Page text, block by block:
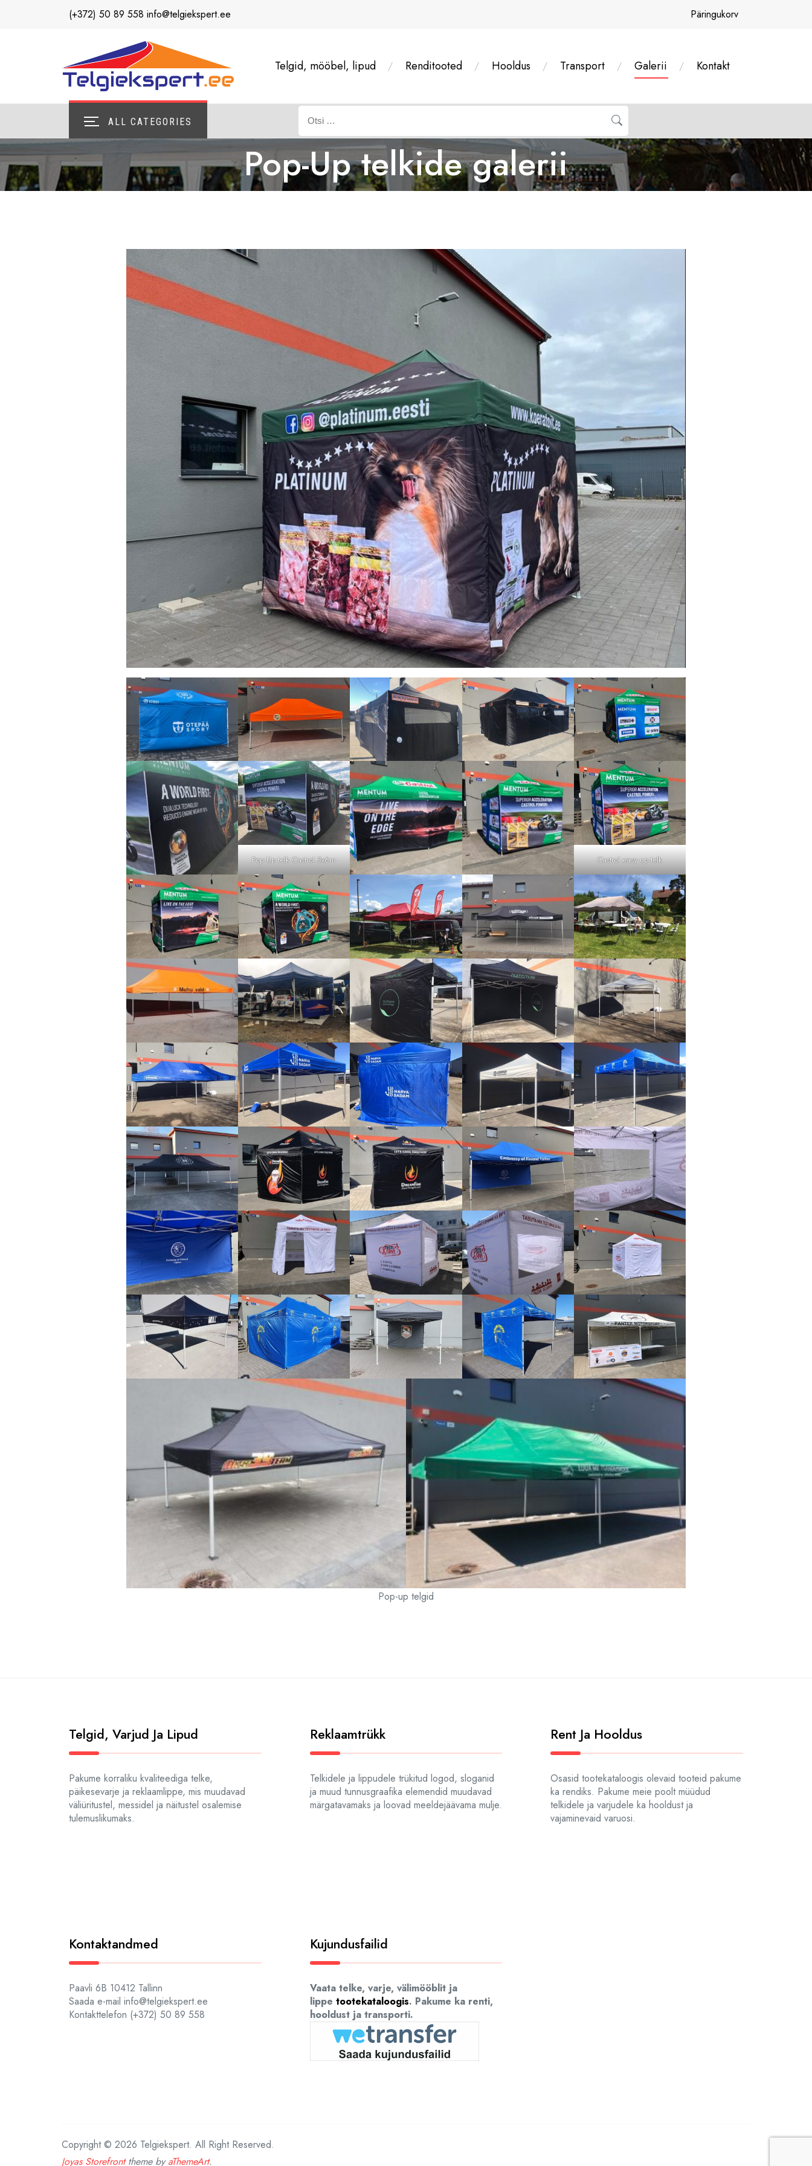
(+372) 50 89 558 info@telgiekspert.ee Päringukorv
Telgid, mööbel, lipud Renditooted Hooldus Transport Galerii Kontakt
ALL CATEGORIES
Pop-Up telkide galerii
Pop Up telk Castrol 3x6m Castrol easy up telk
Pop-up telgid
Telgid, Varjud Ja Lipud
Pakume korraliku kvaliteediga telke,
päikesevarje ja reklaamlippe, mis muudavad
väliüritustel, messidel ja näitustel osalemise
tulemuslikumaks.
Reklaamtrükk
Telkidele ja lippudele trükitud logod, sloganid
ja muud tunnusgraafika elemendid muudavad
märgatavamaks ja loovad meeldejäävama mulje.
Rent Ja Hooldus
Osasid tootekataloogis olevaid tooteid pakume
ka rendiks. Pakume meie poolt müüdud
telkidele ja varjudele ka hooldust ja
vajaminevaid varuosi.
Kontaktandmed
Paavli 6B 10412 Tallinn
Saada e-mail info@telgiekspert.ee
Kontakttelefon (+372) 50 89 558
Kujundusfailid
Vaata telke, varje, välimööblit ja
lippe tootekataloogis. Pakume ka renti,
hooldust ja transporti.
Copyright © 2026 Telgiekspert. All Right Reserved.
Joyas Storefronttheme byaThemeArt.